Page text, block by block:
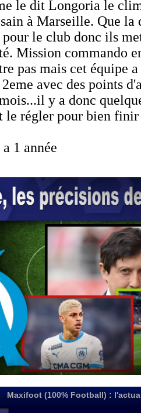
Maxifoot (100% Football) :